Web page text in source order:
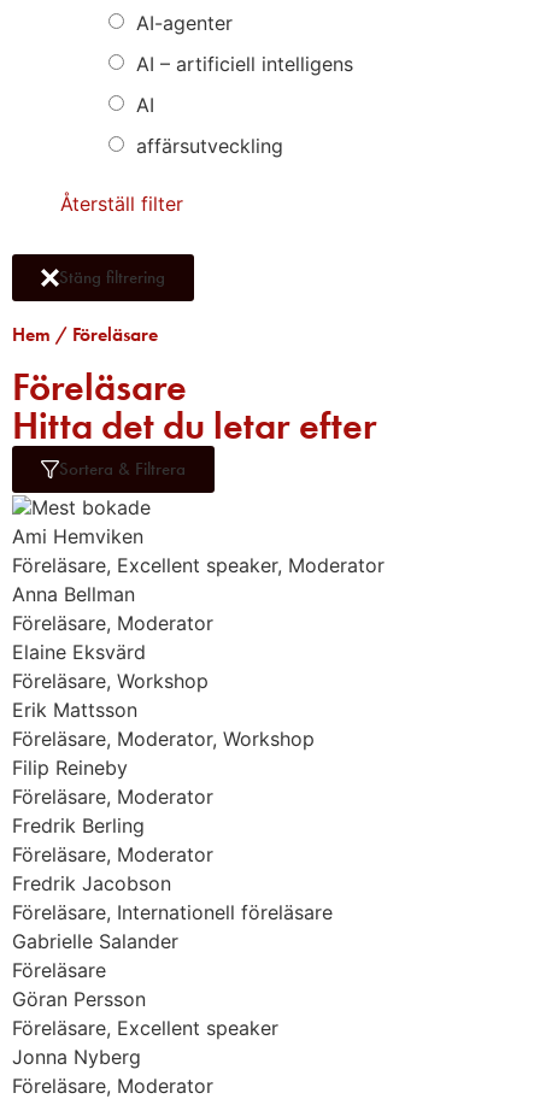
AI-agenter
AI – artificiell intelligens
AI
affärsutveckling
Återställ filter
Stäng filtrering
Hem / Föreläsare
Föreläsare​
Hitta det du letar efter​
Sortera & Filtrera
Mest bokade
Ami Hemviken
Föreläsare, Excellent speaker, Moderator
Anna Bellman
Föreläsare, Moderator
Elaine Eksvärd
Föreläsare, Workshop
Erik Mattsson
Föreläsare, Moderator, Workshop
Filip Reineby
Föreläsare, Moderator
Fredrik Berling
Föreläsare, Moderator
Fredrik Jacobson
Föreläsare, Internationell föreläsare
Gabrielle Salander
Föreläsare
Göran Persson
Föreläsare, Excellent speaker
Jonna Nyberg
Föreläsare, Moderator